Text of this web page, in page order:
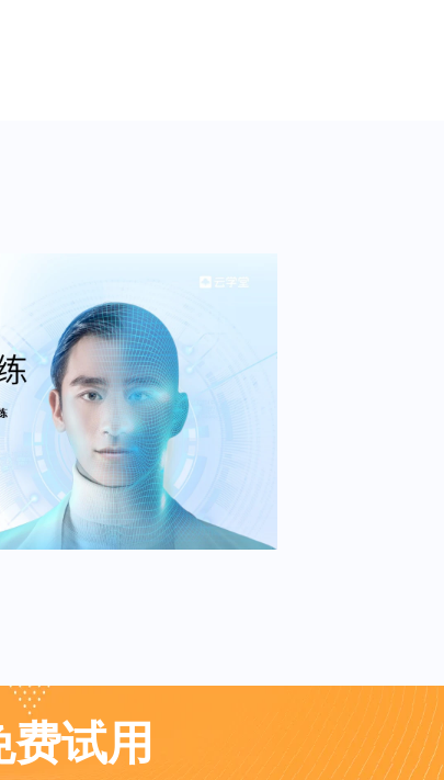
试用